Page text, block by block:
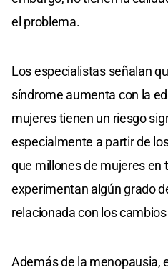
el problema.
Los especialistas señalan
síndrome aumenta con la
mujeres tienen un riesgo
especialmente a partir de
que millones de mujeres en
experimentan algún grado
relacionada con los
Además de la menopausia,